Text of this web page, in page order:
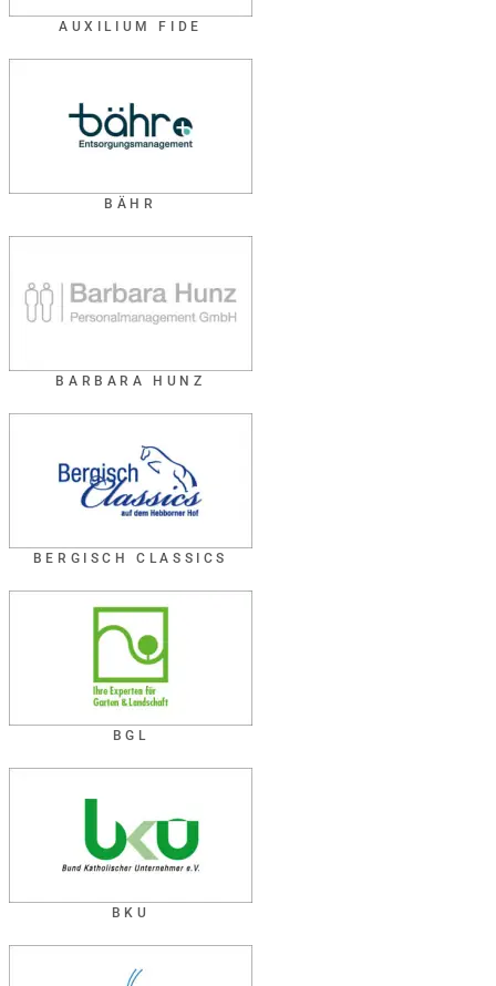
AUXILIUM FIDE
BÄHR
BARBARA HUNZ
BERGISCH CLASSICS
BGL
BKU